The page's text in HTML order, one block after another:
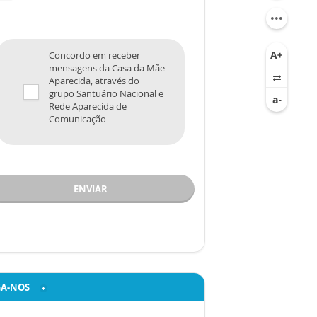
Concordo em receber
mensagens da Casa da Mãe
Aparecida, através do
grupo Santuário Nacional e
Rede Aparecida de
Comunicação
ENVIAR
NOS